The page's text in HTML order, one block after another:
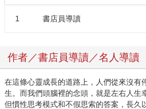
1 書店員導讀
作者／書店員導讀／名人導讀
在這條心靈成長的道路上，人們從來沒有
生。而我們頭腦裡的念頭，就是左右人生
但慣性思考模式和不假思索的答案，長久